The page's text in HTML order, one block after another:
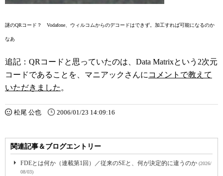
謎のQRコード？ Vodafone、ウィルコムからのデコードはできず。加工すれば可能になるのか
なあ
追記：QRコードと思っていたのは、Data Matrixという2次元
コードであることを、マニアックさんに コメントで教えて
いただきました 。
松尾 公也 2006/01/23 14:09:16
関連記事＆ブログエントリー
FDEとは何か（連載第1回）／従来のSEと、何が決定的に違うのか (2026/
08/03)